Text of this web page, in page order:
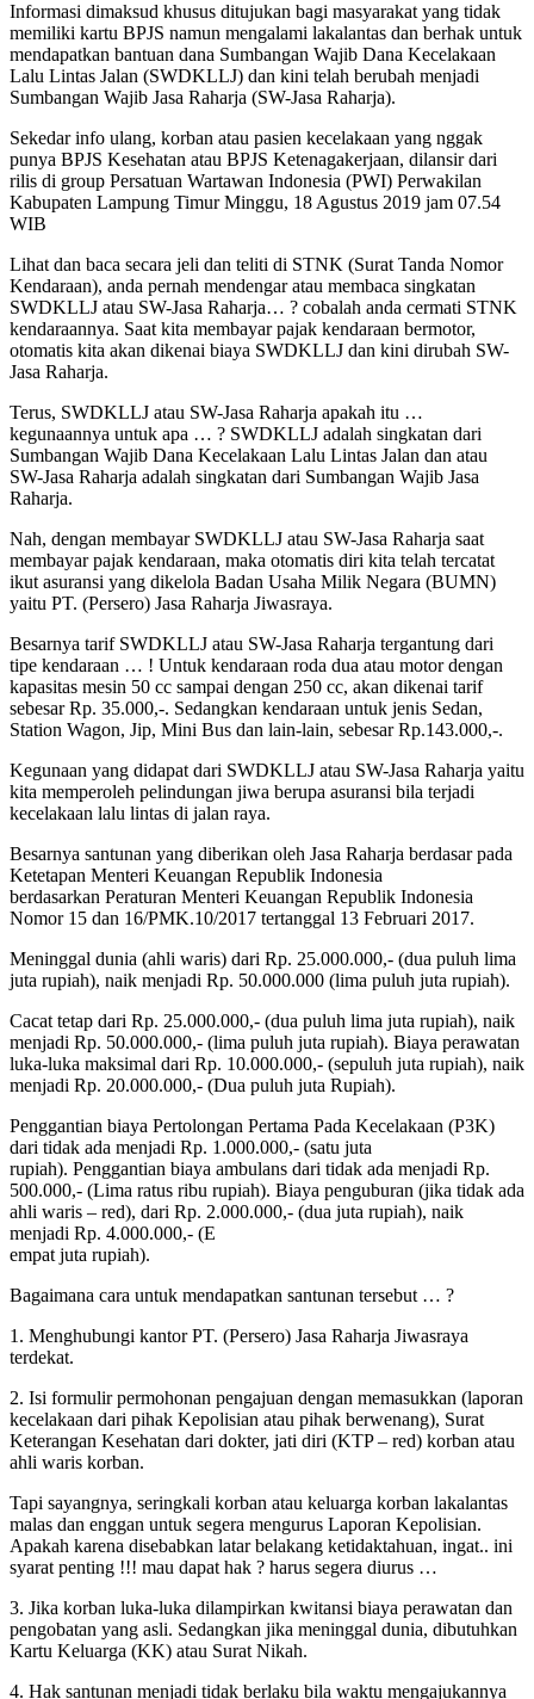
Informasi dimaksud khusus ditujukan bagi masyarakat yang tidak
memiliki kartu BPJS namun mengalami lakalantas dan berhak untuk
mendapatkan bantuan dana Sumbangan Wajib Dana Kecelakaan
Lalu Lintas Jalan (SWDKLLJ) dan kini telah berubah menjadi
Sumbangan Wajib Jasa Raharja (SW-Jasa Raharja).
Sekedar info ulang, korban atau pasien kecelakaan yang nggak
punya BPJS Kesehatan atau BPJS Ketenagakerjaan, dilansir dari
rilis di group Persatuan Wartawan Indonesia (PWI) Perwakilan
Kabupaten Lampung Timur Minggu, 18 Agustus 2019 jam 07.54
WIB
Lihat dan baca secara jeli dan teliti di STNK (Surat Tanda Nomor
Kendaraan), anda pernah mendengar atau membaca singkatan
SWDKLLJ atau SW-Jasa Raharja… ? cobalah anda cermati STNK
kendaraannya. Saat kita membayar pajak kendaraan bermotor,
otomatis kita akan dikenai biaya SWDKLLJ dan kini dirubah SW-
Jasa Raharja.
Terus, SWDKLLJ atau SW-Jasa Raharja apakah itu …
kegunaannya untuk apa … ? SWDKLLJ adalah singkatan dari
Sumbangan Wajib Dana Kecelakaan Lalu Lintas Jalan dan atau
SW-Jasa Raharja adalah singkatan dari Sumbangan Wajib Jasa
Raharja.
Nah, dengan membayar SWDKLLJ atau SW-Jasa Raharja saat
membayar pajak kendaraan, maka otomatis diri kita telah tercatat
ikut asuransi yang dikelola Badan Usaha Milik Negara (BUMN)
yaitu PT. (Persero) Jasa Raharja Jiwasraya.
Besarnya tarif SWDKLLJ atau SW-Jasa Raharja tergantung dari
tipe kendaraan … ! Untuk kendaraan roda dua atau motor dengan
kapasitas mesin 50 cc sampai dengan 250 cc, akan dikenai tarif
sebesar Rp. 35.000,-. Sedangkan kendaraan untuk jenis Sedan,
Station Wagon, Jip, Mini Bus dan lain-lain, sebesar Rp.143.000,-.
Kegunaan yang didapat dari SWDKLLJ atau SW-Jasa Raharja yaitu
kita memperoleh pelindungan jiwa berupa asuransi bila terjadi
kecelakaan lalu lintas di jalan raya.
Besarnya santunan yang diberikan oleh Jasa Raharja berdasar pada
Ketetapan Menteri Keuangan Republik Indonesia
berdasarkan Peraturan Menteri Keuangan Republik Indonesia
Nomor 15 dan 16/PMK.10/2017 tertanggal 13 Februari 2017.
Meninggal dunia (ahli waris) dari Rp. 25.000.000,- (dua puluh lima
juta rupiah), naik menjadi Rp. 50.000.000 (lima puluh juta rupiah).
Cacat tetap dari Rp. 25.000.000,- (dua puluh lima juta rupiah), naik
menjadi Rp. 50.000.000,- (lima puluh juta rupiah). Biaya perawatan
luka-luka maksimal dari Rp. 10.000.000,- (sepuluh juta rupiah), naik
menjadi Rp. 20.000.000,- (Dua puluh juta Rupiah).
Penggantian biaya Pertolongan Pertama Pada Kecelakaan (P3K)
dari tidak ada menjadi Rp. 1.000.000,- (satu juta
rupiah). Penggantian biaya ambulans dari tidak ada menjadi Rp.
500.000,- (Lima ratus ribu rupiah). Biaya penguburan (jika tidak ada
ahli waris – red), dari Rp. 2.000.000,- (dua juta rupiah), naik
menjadi Rp. 4.000.000,- (E
empat juta rupiah).
Bagaimana cara untuk mendapatkan santunan tersebut … ?
1. Menghubungi kantor PT. (Persero) Jasa Raharja Jiwasraya
terdekat.
2. Isi formulir permohonan pengajuan dengan memasukkan (laporan
kecelakaan dari pihak Kepolisian atau pihak berwenang), Surat
Keterangan Kesehatan dari dokter, jati diri (KTP – red) korban atau
ahli waris korban.
Tapi sayangnya, seringkali korban atau keluarga korban lakalantas
malas dan enggan untuk segera mengurus Laporan Kepolisian.
Apakah karena disebabkan latar belakang ketidaktahuan, ingat.. ini
syarat penting !!! mau dapat hak ? harus segera diurus …
3. Jika korban luka-luka dilampirkan kwitansi biaya perawatan dan
pengobatan yang asli. Sedangkan jika meninggal dunia, dibutuhkan
Kartu Keluarga (KK) atau Surat Nikah.
4. Hak santunan menjadi tidak berlaku bila waktu mengajukannya